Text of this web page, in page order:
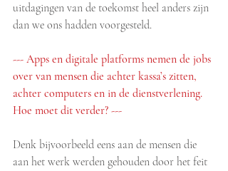
uitdagingen van de toekomst heel anders zijn
dan we ons hadden voorgesteld.
--- Apps en digitale platforms nemen de jobs
over van mensen die achter kassa’s zitten,
achter computers en in de dienstverlening.
Hoe moet dit verder? ---
Denk bijvoorbeeld eens aan de mensen die
aan het werk werden gehouden door het feit